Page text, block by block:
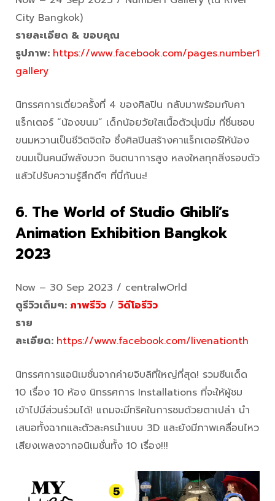
City Bangkok)
รายละเอียด & ขอบคุณ
รูปภาพ: https://www.facebook.com/pages.number1
gallery
นิทรรศการเดี่ยวครั้งที่ 4 ของศิลปิน กลับมาพร้อมกับคา
แร็กเตอร์ “น้องขนม” เด็กน้อยวัยใสเนื้อตัวนุ่มนิ่ม ที่ชื่นชอบ
ขนมหวานเป็นชีวิตจิตใจ ซึ่งศิลปินสร้างคาแร็กเตอร์ให้น้อง
ขนมเป็นคนมีพลังบวก จินตนาการสูง หลงใหลทุกสิ่งรอบตัว
แล้วไปรับความรู้สึกดีๆ ที่นี่กันนะ!
6. The World of Studio Ghibli’s
Animation Exhibition Bangkok
2023
Now – 30 Sep 2023 / centralwOrld
ดูรีวิวเต็มๆ: ภาพรีวิว / วิดีโอรีวิว
ราย
ละเอียด: https://www.facebook.com/livenationth
นิทรรศการแอนิเมชั่นจากค่ายจิบลิที่ใหญ่ที่สุด! รวมซีนเด็ด
10 เรื่อง 10 ห้อง นิทรรศการ Installations ที่จะให้ผู้ชม
เข้าไปมีส่วนร่วมได้! แถมจะมีทริคในการชมด้วยตาเปล่า นำ
เสนอทั้งฉากและตัวละครนำแบบ 3D และยังมีภาพเคลื่อนไหว
เสียงเพลงจากอนิเมชั่นทั้ง 10 เรื่อง!!!